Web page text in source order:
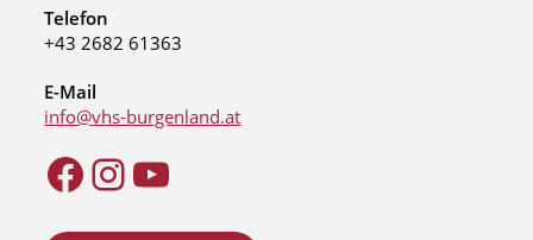
Telefon
+43 2682 61363
E-Mail
info@vhs-burgenland.at